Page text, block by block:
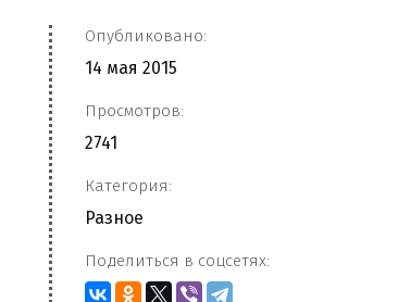
Опубликовано:
14 мая 2015
Просмотров:
2741
Категория:
Разное
Поделиться в соцсетях: